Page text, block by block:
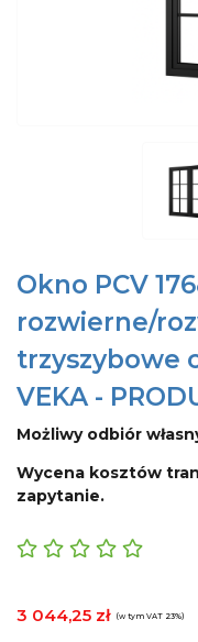
Okno PCV
rozwierne/
trzyszybowe
VEKA -
Możliwy odbiór
Wycena kosztów
zapytanie.
3 044,25 zł (w tym VAT 23%)